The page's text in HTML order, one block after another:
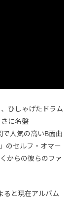
ひしゃげたドラム
に名盤
で人気の高いB面曲
」のセルフ・オマー
からの彼らのファ
ると現在アルバム